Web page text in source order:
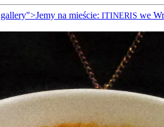
na mieście: ITINERIS we